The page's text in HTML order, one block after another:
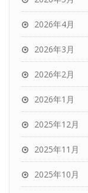
2026年4月
2026年3月
2026年2月
2026年1月
2025年12月
2025年11月
2025年10月